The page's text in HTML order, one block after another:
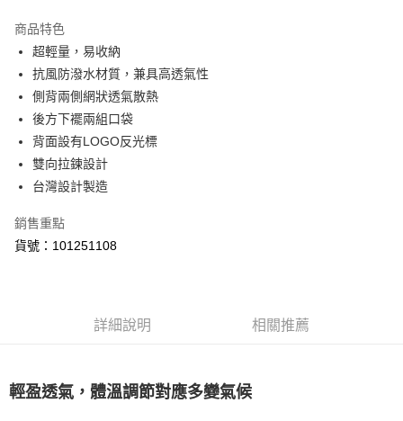
街口支付
悠遊付
Google Pay
全盈+PAY
ATM付款
運送方式
【付款後全家取貨】急件勿使用超取
每筆NT$60，滿NT$1,000(含以上)免運費
每筆NT$100，滿NT$2,000(含以上)免運費
商品特色
超輕量，易收納
抗風防潑水材質，兼具高透氣性
側背兩側網狀透氣散熱
後方下襬兩組口袋
背面設有LOGO反光標
雙向拉鍊設計
台灣設計製造
銷售重點
貨號：101251108
詳細說明 相關推薦
輕盈透氣，體溫調節對應多變氣候